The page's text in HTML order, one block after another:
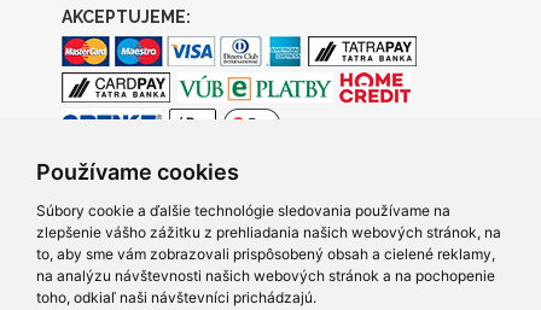
Používame cookies
Súbory cookie a ďalšie technológie sledovania používame na
zlepšenie vášho zážitku z prehliadania našich webových stránok, na
to, aby sme vám zobrazovali prispôsobený obsah a cielené reklamy,
na analýzu návštevnosti našich webových stránok a na pochopenie
toho, odkiaľ naši návštevníci prichádzajú.
AKCEPTUJEME: